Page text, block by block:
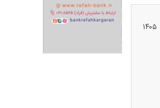
قیمت سکه و طلا + جدول